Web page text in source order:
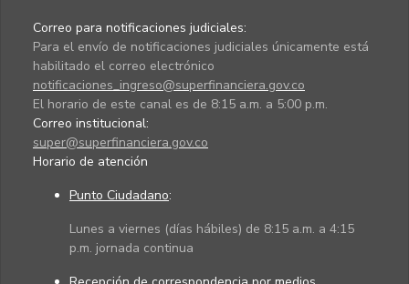
Correo para notificaciones judiciales:
Para el envío de notificaciones judiciales únicamente está
habilitado el correo electrónico
notificaciones_ingreso@superfinanciera.gov.co
El horario de este canal es de 8:15 a.m. a 5:00 p.m.
Correo institucional:
super@superfinanciera.gov.co
Horario de atención
Punto Ciudadano:
Lunes a viernes (días hábiles) de 8:15 a.m. a 4:15
p.m. jornada continua